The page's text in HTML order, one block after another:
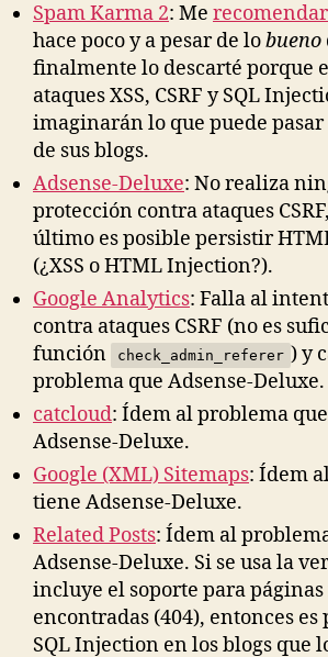
Spam Karma 2: Me
hace poco y a pesar de lobueno
finalmente lo descarté porque
ataques XSS, CSRF y SQL
imaginarán lo que puede pasar
de sus blogs.
Adsense-Deluxe: No realiza
protección contra ataques
último es posible persistir
(¿XSS o HTML Injection?).
Google Analytics: Falla al
contra ataques CSRF (no es
función
check_admin_referer ) y
problema que Adsense-Deluxe.
catcloud: Ídem al problema
Adsense-Deluxe.
Google (XML) Sitemaps: Ídem
tiene Adsense-Deluxe.
Related Posts: Ídem al
Adsense-Deluxe. Si se usa la
incluye el soporte para páginas
encontradas (404), entonces es
SQL Injection en los blogs que